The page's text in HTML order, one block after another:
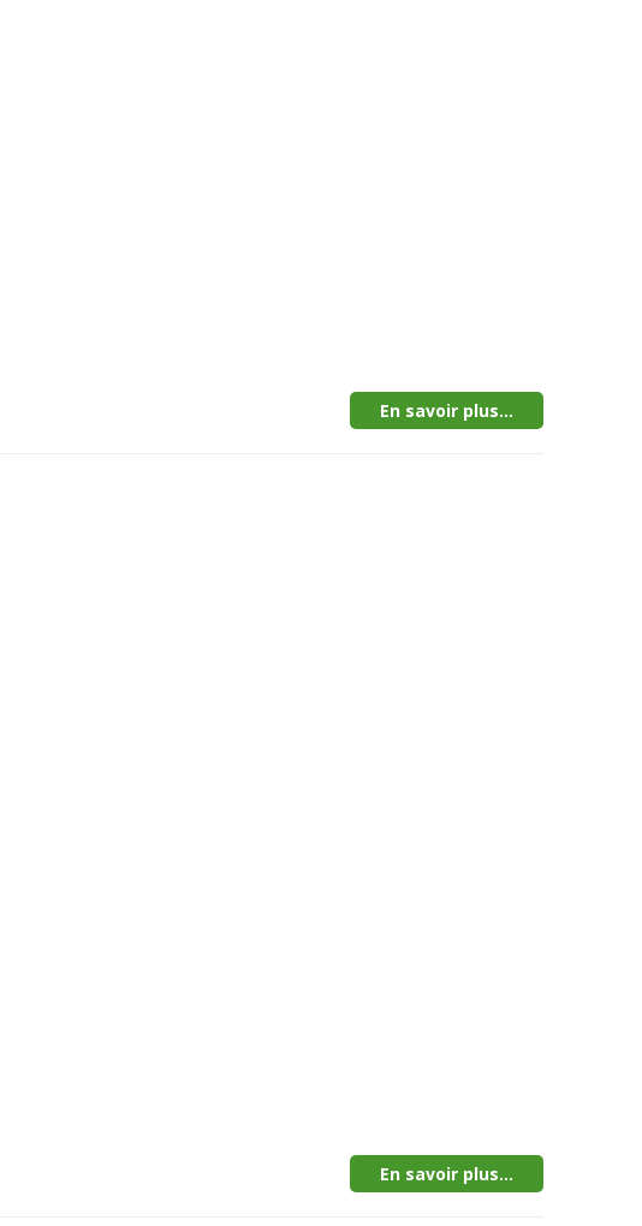
En savoir plus...
En savoir plus...